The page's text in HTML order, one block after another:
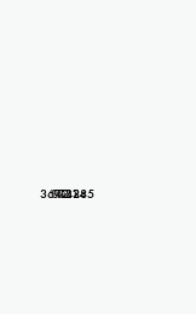
0
3 071
6 143
9 214
12 285